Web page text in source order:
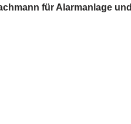
für Alarmanlage und